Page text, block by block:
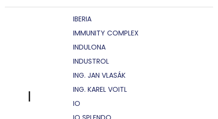
I
IBERIA
IMMUNITY COMPLEX
INDULONA
INDUSTROL
ING. JAN VLASÁK
ING. KAREL VOITL
IO